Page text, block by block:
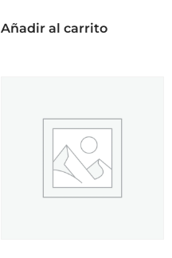
Añadir al carrito